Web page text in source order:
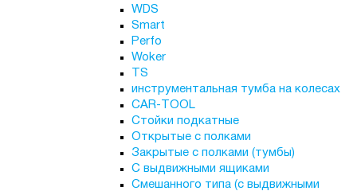
WDS
Smart
Perfo
Woker
TS
инструментальная тумба на колесах
CAR-TOOL
Стойки подкатные
Открытые с полками
Закрытые с полками (тумбы)
С выдвижными ящиками
Смешанного типа (с выдвижными